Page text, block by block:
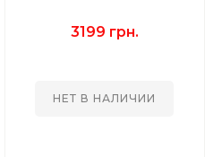
3199 грн.
НЕТ В НАЛИЧИИ